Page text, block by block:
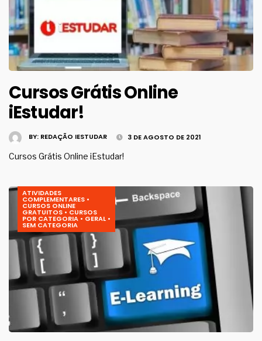
Cursos Grátis Online
iEstudar!
BY: REDAÇÃO IESTUDAR 3 DE AGOSTO DE 2021
Cursos Grátis Online iEstudar!
ATIVIDADES
COMPLEMENTARES •
CURSOS ONLINE
GRATUITOS • CURSOS
POR CATEGORIA • GERAL•
SEM CATEGORIA